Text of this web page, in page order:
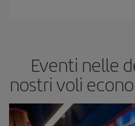
Eventi nelle
nostri voli